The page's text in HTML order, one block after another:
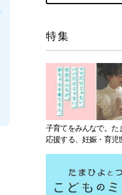
特集
子育てをみんなで。た
応援する、妊娠・育児